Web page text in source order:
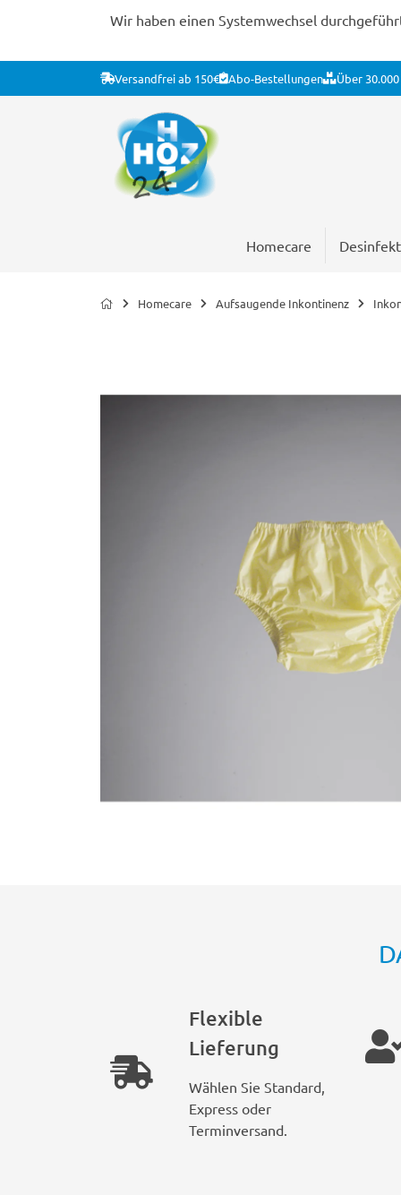
Wir haben einen Systemwechsel
Versandfrei ab 150€ Abo-Bestellungen Über
Homecare
Homecare Aufsaugende Inkontinenz
Flexible
Lieferung
Wählen Sie Standard,
Express oder
Terminversand.